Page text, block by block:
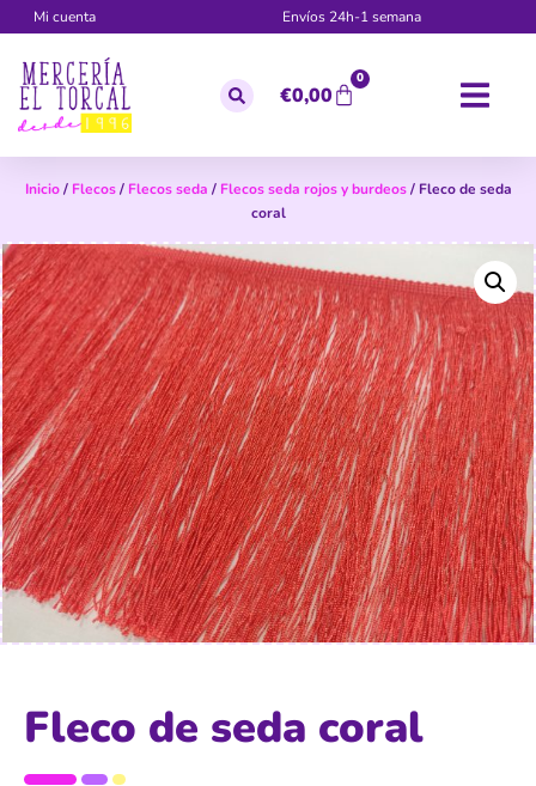
Mi cuenta Envíos 24h-1 semana
€0,00
0
Inicio/ Flecos/ Flecos seda / Flecos seda rojos y burdeos/ Fleco de seda
coral
Fleco de seda coral